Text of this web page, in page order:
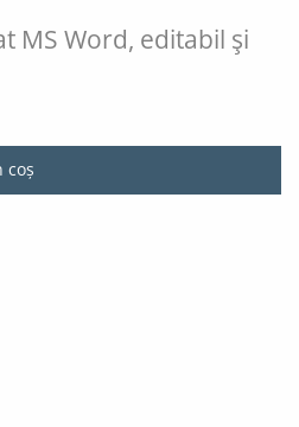
MS Word, editabil şi
coș